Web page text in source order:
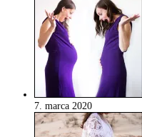
7. marca 2020